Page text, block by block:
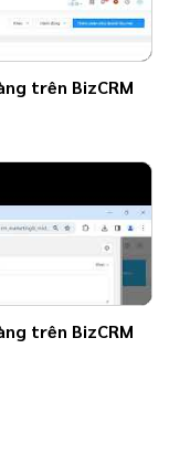
trên BizCRM
trên BizCRM